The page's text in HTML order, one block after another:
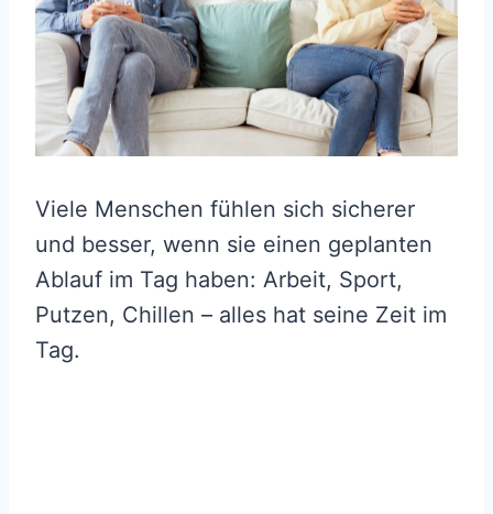
Viele Menschen fühlen sich sicherer
und besser, wenn sie einen geplanten
Ablauf im Tag haben: Arbeit, Sport,
Putzen, Chillen – alles hat seine Zeit im
Tag.